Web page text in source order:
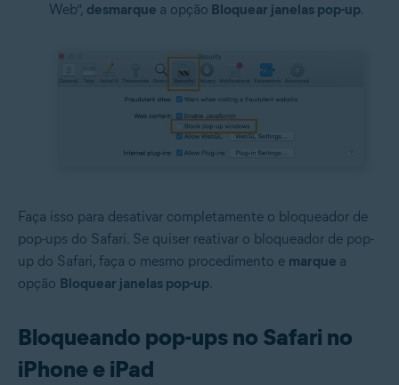
Web”, desmarque a opção Bloquear janelas pop-up.
Faça isso para desativar completamente o bloqueador de
pop-ups do Safari. Se quiser reativar o bloqueador de pop-
up do Safari, faça o mesmo procedimento e marque a
opção Bloquear janelas pop-up.
Bloqueando pop-ups no Safari no
iPhone e iPad